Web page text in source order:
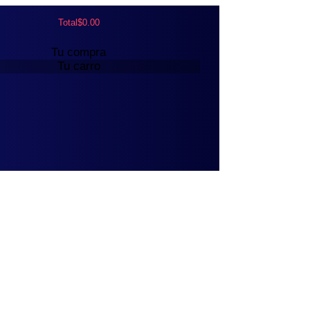
Total$0.00
Tu compra
Tu carro